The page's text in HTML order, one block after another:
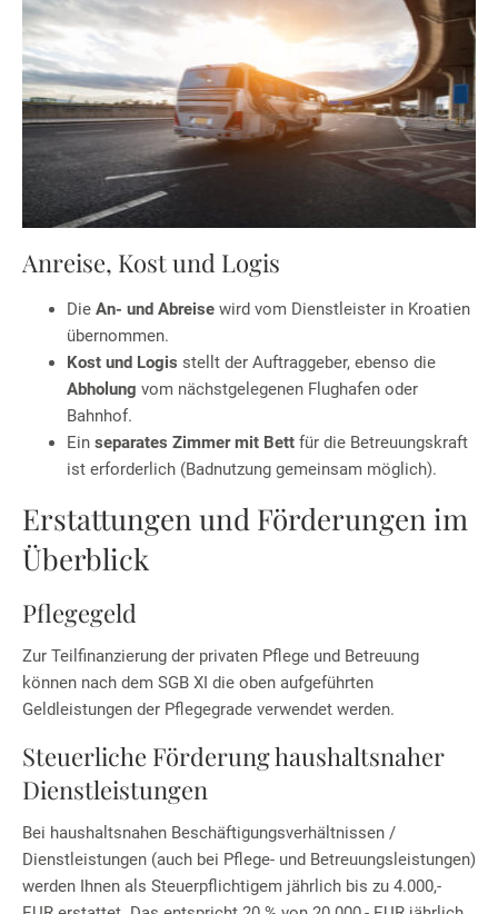
Anreise, Kost und Logis
Die An- und Abreise wird vom Dienstleister in Kroatien
übernommen.
Kost und Logis stellt der Auftraggeber, ebenso die
Abholung vom nächstgelegenen Flughafen oder
Bahnhof.
Ein separates Zimmer mit Bett für die Betreuungskraft
ist erforderlich (Badnutzung gemeinsam möglich).
Erstattungen und Förderungen im
Überblick
Pflegegeld
Zur Teilfinanzierung der privaten Pflege und Betreuung
können nach dem SGB XI die oben aufgeführten
Geldleistungen der Pflegegrade verwendet werden.
Steuerliche Förderung haushaltsnaher
Dienstleistungen
Bei haushaltsnahen Beschäftigungsverhältnissen /
Dienstleistungen (auch bei Pflege- und Betreuungsleistungen)
werden Ihnen als Steuerpflichtigem jährlich bis zu 4.000,-